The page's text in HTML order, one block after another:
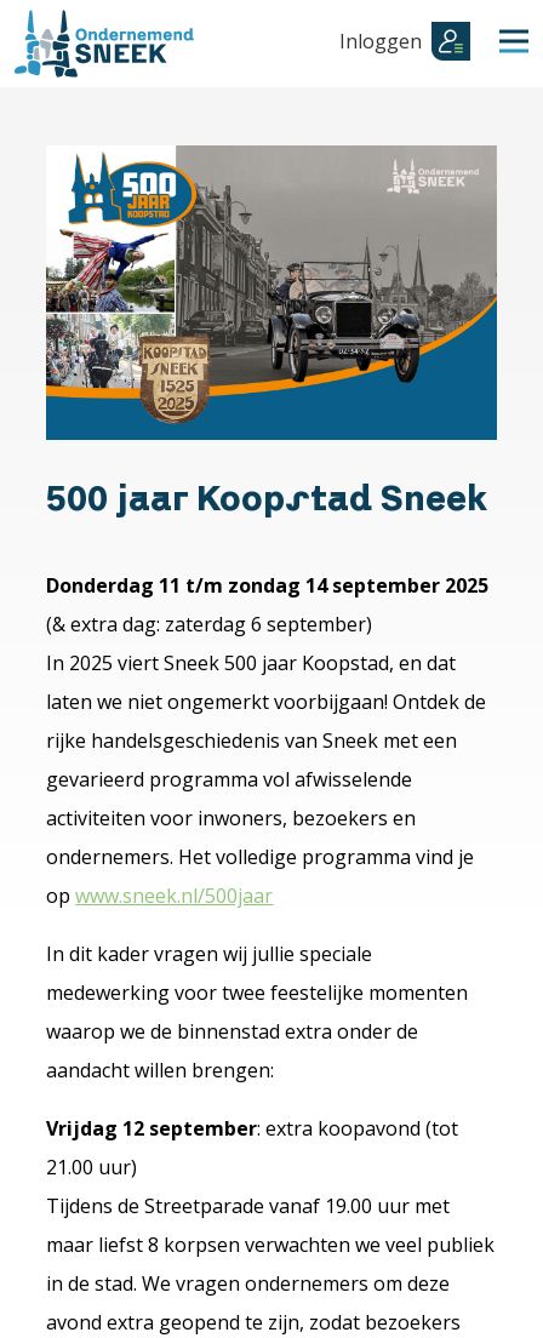
Inloggen
500 jaar Koopstad Sneek
Donderdag 11 t/m zondag 14 september 2025
(& extra dag: zaterdag 6 september)
In 2025 viert Sneek 500 jaar Koopstad, en dat
laten we niet ongemerkt voorbijgaan! Ontdek de
rijke handelsgeschiedenis van Sneek met een
gevarieerd programma vol afwisselende
activiteiten voor inwoners, bezoekers en
ondernemers. Het volledige programma vind je
opwww.sneek.nl/500jaar
In dit kader vragen wij jullie speciale
medewerking voor twee feestelijke momenten
waarop we de binnenstad extra onder de
aandacht willen brengen:
Vrijdag 12 september: extra koopavond (tot
21.00 uur)
Tijdens de Streetparade vanaf 19.00 uur met
maar liefst 8 korpsen verwachten we veel publiek
in de stad. We vragen ondernemers om deze
avond extra geopend te zijn, zodat bezoekers